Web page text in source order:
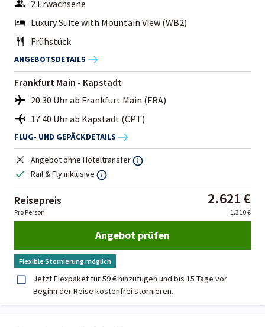
2 Erwachsene
Luxury Suite with Mountain View (WB2)
Frühstück
ANGEBOTSDETAILS
Frankfurt Main - Kapstadt
20:30 Uhr ab Frankfurt Main (FRA)
17:40 Uhr ab Kapstadt (CPT)
FLUG- UND GEPÄCKDETAILS
Angebot ohne Hoteltransfer
Rail & Fly inklusive
Reisepreis 2.621 €
Pro Person 1.310 €
Angebot prüfen
Flexible Stornierung möglich
Jetzt Flexpaket für 59 € hinzufügen und bis 15 Tage vor
Beginn der Reise kostenfrei stornieren.